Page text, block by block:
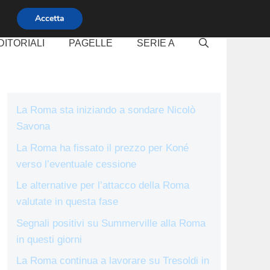
PAGELLE SERIE A
La Roma sta iniziando a sondare Nicolò
Savona
La Roma ha fissato il prezzo per Koné
verso l’eventuale cessione
Le alternative per l’attacco della Roma
valutate in questa fase
Segnali positivi su Summerville alla Roma
in questi giorni
La Roma continua a lavorare su Tresoldi in
Accetta